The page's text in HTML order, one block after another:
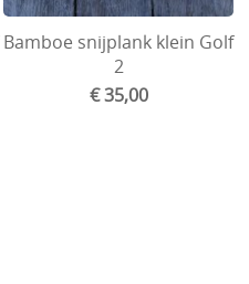
Bamboe snijplank klein Golf
2
€ 35,00